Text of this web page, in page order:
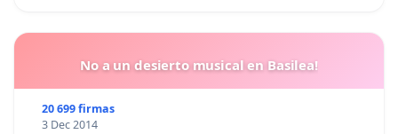
No a un desierto musical en Basilea!
20 699 firmas
3 Dec 2014